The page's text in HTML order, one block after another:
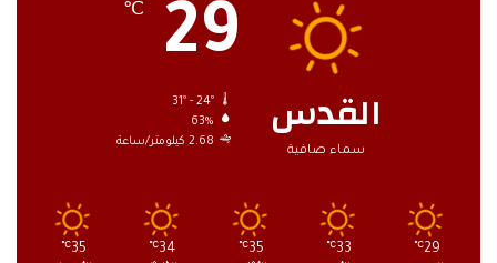
القدس
سماء صافية
29
℃
31º - 24º
63%
2.68 كيلومتر/ساعة
29
℃
33
℃
35
℃
34
℃
35
℃